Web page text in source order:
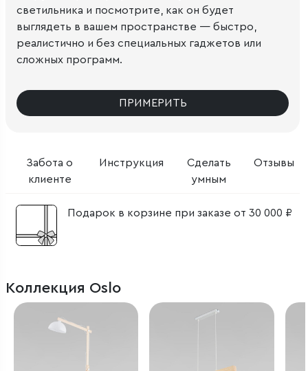
Забота о
клиенте
Инструкция
Сделать
умным
Отзывы
Подарок в корзине при заказе от 30 000 ₽
светильника и посмотрите, как он будет
выглядеть в вашем пространстве — быстро,
реалистично и без специальных гаджетов или
сложных программ.
ПРИМЕРИТЬ
Коллекция Oslo